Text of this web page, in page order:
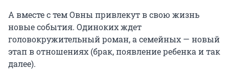
А вместе с тем Овны привлекут в свою жизнь
новые события. Одиноких ждет
головокружительный роман, а семейных — новый
этап в отношениях (брак, появление ребенка и так
далее).